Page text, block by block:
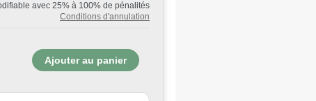
avec 25% à 100% de pénalités
Conditions d'annulation